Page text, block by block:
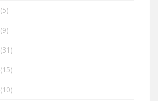
(5)
(9)
(31)
(15)
(10)